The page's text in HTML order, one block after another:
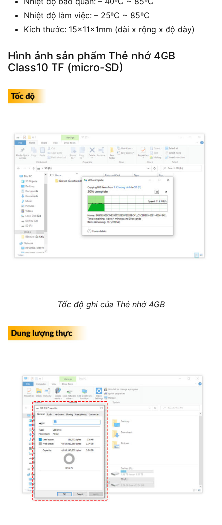
Nhiệt độ làm việc: – 25ºC ~ 85ºC
Kích thước: 15x11x1mm (dài x rộng x độ dày)
Hình ảnh sản phẩm Thẻ nhớ 4GB
Class10 TF (micro-SD)
Tốc độ ghi của Thẻ nhớ 4GB